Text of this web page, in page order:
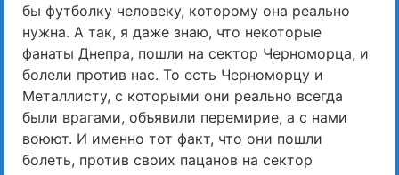
бы футболку человеку, которому она реально
нужна. А так, я даже знаю, что некоторые
фанаты Днепра, пошли на сектор Черноморца, и
болели против нас. То есть Черноморцу и
Металлисту, с которыми они реально всегда
были врагами, объявили перемирие, а с нами
воюют. И именно тот факт, что они пошли
болеть, против своих пацанов на сектор